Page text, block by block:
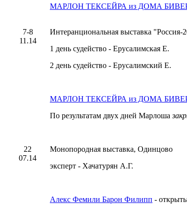
МАРЛОН ТЕКСЕЙРА из ДОМА
7-8
11.14
Интеранциональная выставка "Россия-
1 день судейство - Ерусалимская Е.
2 день судейство - Ерусалимский Е.
МАРЛОН ТЕКСЕЙРА из ДОМА
По результатам двух дней Марлоша
22
07.14
Монопородная выставка, Одинцово
эксперт - Хачатурян А.Г.
Алекс Фемили Барон Филипп -